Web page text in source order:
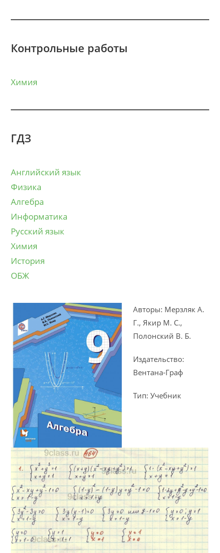
Контрольные работы
Химия
ГДЗ
Английский язык
Физика
Алгебра
Информатика
Русский язык
Химия
История
ОБЖ
Авторы: Мерзляк А.
Г., Якир М. С.,
Полонский В. Б.
Издательство:
Вентана-Граф
Тип: Учебник